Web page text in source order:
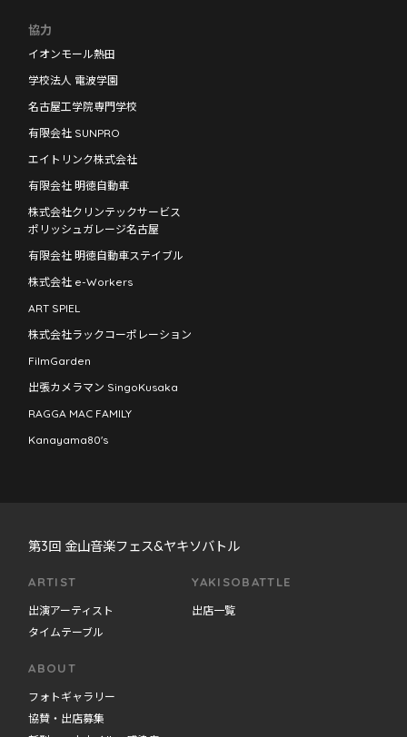
協力
イオンモール熱田
学校法人 電波学園
名古屋工学院専門学校
有限会社 SUNPRO
エイトリンク株式会社
有限会社 明徳自動車
株式会社クリンテックサービス
ポリッシュガレージ名古屋
有限会社 明徳自動車ステイブル
株式会社 e-Workers
ART SPIEL
株式会社ラックコーポレーション
FilmGarden
出張カメラマン SingoKusaka
RAGGA MAC FAMILY
Kanayama80's
第3回 金山音楽フェス&ヤキソバトル
ARTIST
出演アーティスト
タイムテーブル
YAKISOBATTLE
出店一覧
ABOUT
フォトギャラリー
協賛・出店募集